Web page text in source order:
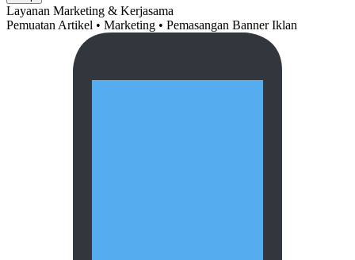
Layanan Marketing & Kerjasama
Pemuatan Artikel • Marketing • Pemasangan Banner Iklan